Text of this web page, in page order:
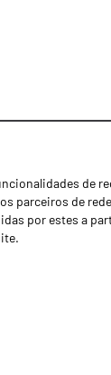
de
parceiros de
por estes a